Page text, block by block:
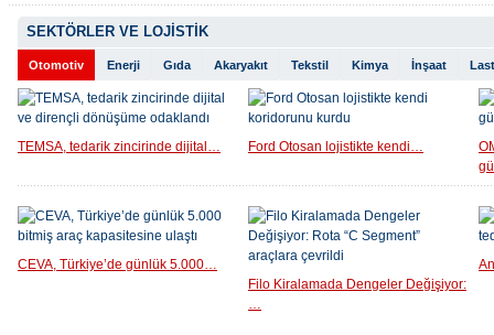
SEKTÖRLER VE LOJİSTİK
Otomotiv Enerji Gıda Akaryakıt Tekstil Kimya İnşaat
TEMSA, tedarik zincirinde dijital… Ford Otosan lojistikte kendi…
CEVA, Türkiye’de günlük 5.000…
Filo Kiralamada Dengeler Değişiyor:
…